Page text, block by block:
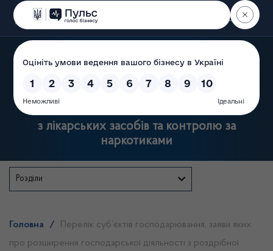
Пошук
Державна служба України
з лікарських засобів та контролю за
наркотиками
Розділи
Головна /
Перелік суб’єктів господарювання, заяви яких
про розширення господарської діяльності з роздрібної